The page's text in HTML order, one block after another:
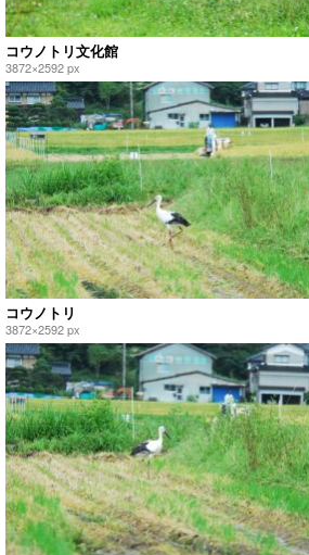
コウノトリ文化館
3872×2592 px
コウノトリ
3872×2592 px